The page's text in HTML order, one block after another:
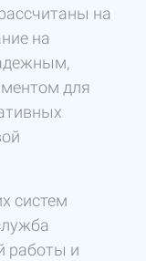
на
на
для
систем
работы и